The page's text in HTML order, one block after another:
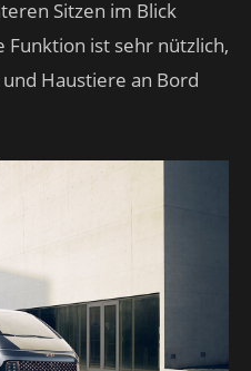
Sitzen im Blick
Funktion ist sehr nützlich,
Haustiere an Bord